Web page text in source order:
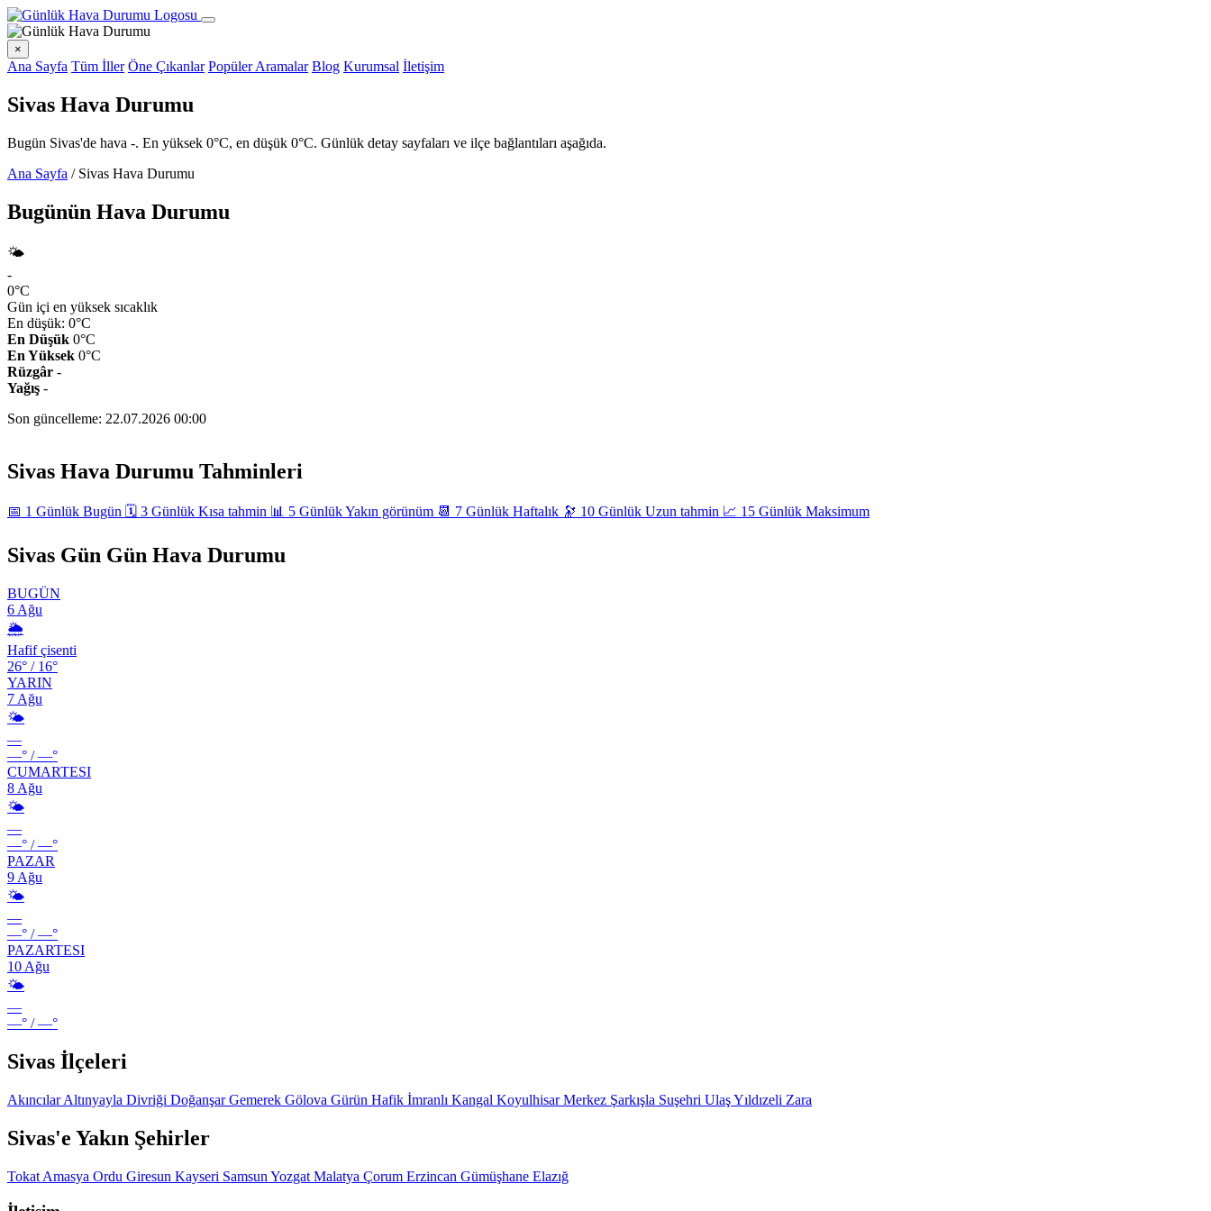
×
Ana Sayfa Tüm İller Öne Çıkanlar Popüler Aramalar Blog Kurumsal İletişim
Sivas Hava Durumu
Bugün Sivas'de hava -. En yüksek 0°C, en düşük 0°C. Günlük detay sayfaları ve ilçe bağlantıları aşağıda.
Ana Sayfa / Sivas Hava Durumu
Bugünün Hava Durumu
🌤️
-
0°C
Gün içi en yüksek sıcaklık
En düşük: 0°C
En Düşük 0°C
En Yüksek 0°C
Rüzgâr -
Yağış -
Son güncelleme: 22.07.2026 00:00
+
Sivas Hava Durumu Tahminleri
📅 1 Günlük Bugün 🗓️ 3 Günlük Kısa tahmin 📊 5 GünlükYakın görünüm 📆 7 Günlük Haftalık 🔭 10 Günlük Uzun tahmin 📈 15 Günlük Maksimum
Sivas Gün Gün Hava Durumu
BUGÜN
6 Ağu
🌦️
Hafif çisenti
26° / 16°
YARIN
7 Ağu
🌤️
—
—° / —°
CUMARTESI
8 Ağu
🌤️
—
—° / —°
PAZAR
9 Ağu
🌤️
—
—° / —°
PAZARTESI
10 Ağu
🌤️
—
—° / —°
Sivas İlçeleri
AkıncılarAltınyayla Divriği DoğanşarGemerek Gölova Gürün Hafik İmranlı Kangal KoyulhisarMerkez Şarkışla Suşehri UlaşYıldızeli Zara
Sivas'e Yakın Şehirler
Tokat Amasya Ordu Giresun Kayseri Samsun Yozgat Malatya Çorum Erzincan Gümüşhane Elazığ